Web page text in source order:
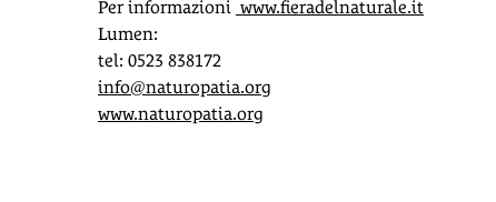
Per informazioni www.fieradelnaturale.it
Lumen:
tel: 0523 838172
info@naturopatia.org
www.naturopatia.org